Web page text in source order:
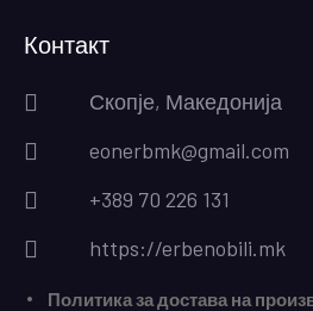
Контакт
Скопје, Македонија
eonerbmk@gmail.com
+389 70 226 131
https://erbenobili.mk
Политика за достава на